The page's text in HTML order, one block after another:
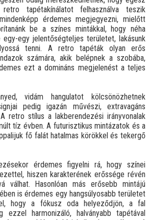
tapétakínálatot felhasználva teszik
érdemes megjegyezni, mielőtt
be a színes mintákkal, hogy néha
egy jelentőségteljes területet, lakásunk
tenni. A retro tapéták olyan erős
számára, akik belépnek a szobába,
ezt a domináns megjelenést a teljes
vidám hangulatot kölcsönözhetnek
pedig igazán művészi, extravagáns
retro stílus a lakberendezési irányvonalak
tíz évben. A futurisztikus mintázatok és a
fő falát hatalmas körökkel és tekergő
érdemes figyelni rá, hogy színei
hiszen karakterének erőssége révén
válhat. Hasonlóan más erősebb mintájú
is érdemes egy hangsúlyosabb területet
hogy a fókusz oda helyeződjön, a fal
ezzel harmonizáló, halványabb tapétával